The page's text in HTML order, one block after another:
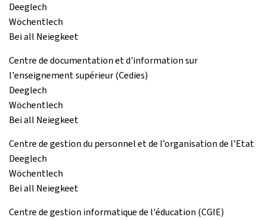
Deeglech
Wöchentlech
Bei all Neiegkeet
Centre de documentation et d'information sur
l'enseignement supérieur (Cedies)
Deeglech
Wöchentlech
Bei all Neiegkeet
Centre de gestion du personnel et de l’organisation de l’Etat
Deeglech
Wöchentlech
Bei all Neiegkeet
Centre de gestion informatique de l'éducation (CGIE)